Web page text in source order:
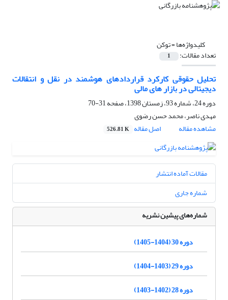
کلیدواژه‌ها =توکن
تعداد مقالات: 1
تحلیل حقوقی کارکرد قراردادهای هوشمند در نقل و انتقالات
دیجیتالی در بازار های مالی
دوره 24، شماره 93، زمستان 1398، صفحه
31-70
مهدی ناصر، محمد حسن رضوی
مشاهده مقاله
اصل مقاله 526.81 K
مقالات آماده انتشار
شماره جاری
شماره‌های پیشین نشریه
دوره 30 (1404-1405)
دوره 29 (1403-1404)
دوره 28 (1402-1403)